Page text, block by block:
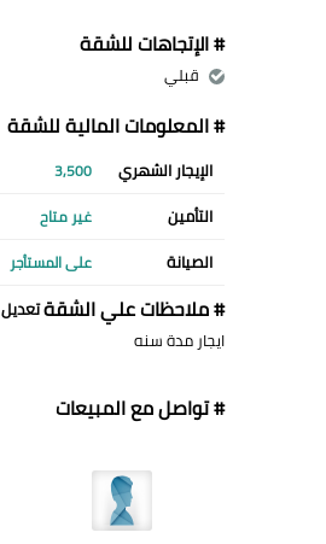
# الإتجاهات للشقة
قبلي
# المعلومات المالية للشقة
الإيجار الشهري 3,500
التأمين غير متاح
الصيانة على المستأجر
# ملاحظات علي الشقةتعديل
ايجار مدة سنه
# تواصل مع المبيعات